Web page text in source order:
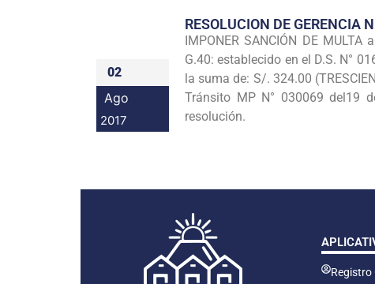
02
Ago
2017
RESOLUCION DE
IMPONER SANCIÓN DE
G.40: establecido en el D.S. N°
la suma de: S/. 324.00
Tránsito MP N° 030069 del19
resolución.
Registro